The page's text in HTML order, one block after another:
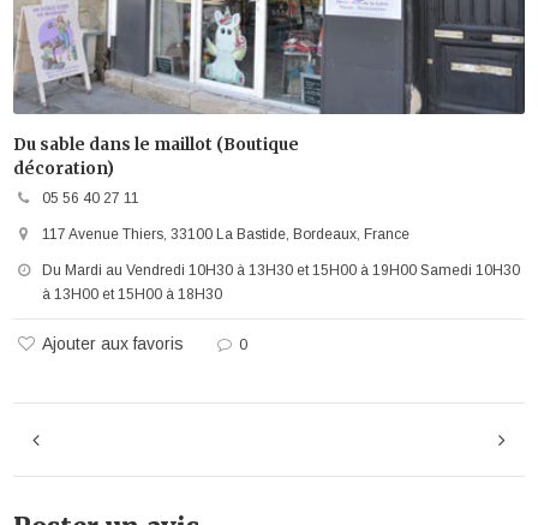
Du sable dans le maillot (Boutique
décoration)
05 56 40 27 11
117 Avenue Thiers, 33100 La Bastide, Bordeaux, France
Du Mardi au Vendredi 10H30 à 13H30 et 15H00 à 19H00 Samedi 10H30
à 13H00 et 15H00 à 18H30
Ajouter aux favoris 0